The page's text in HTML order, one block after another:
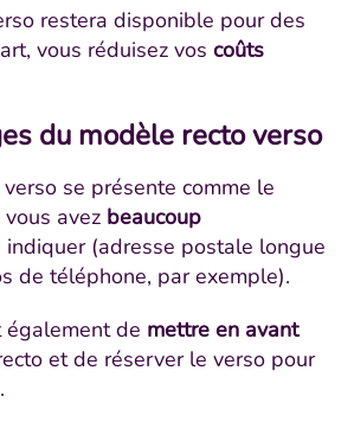
restera disponible pour des
vous réduisez vos coûts
du modèle recto verso
se présente comme le
avez beaucoup
indiquer (adresse postale longue
de téléphone, par exemple).
également de mettre en avant
et de réserver le verso pour